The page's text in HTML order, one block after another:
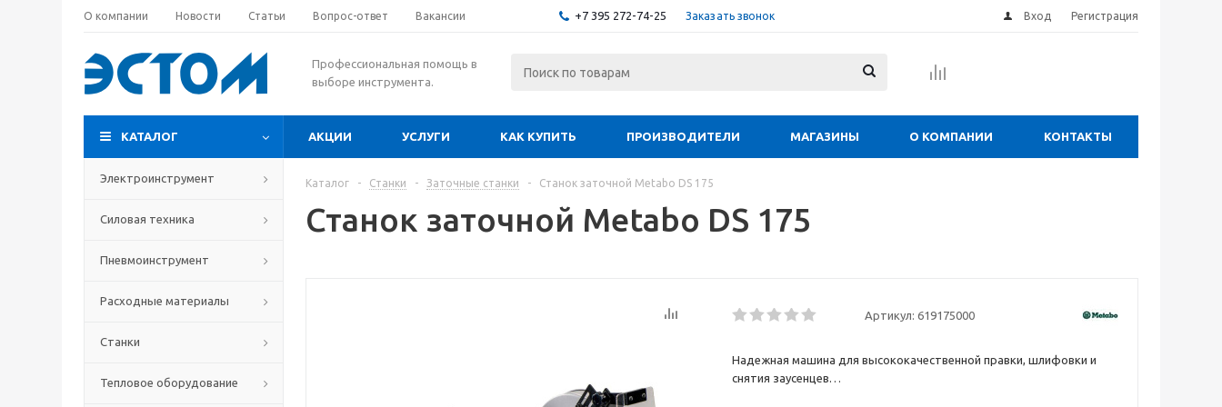
О компании Новости Статьи Вопрос-ответ Вакансии +7 395 272-74-25 Заказать звонок Вход Регистрация
Профессиональная помощь в
выборе инструмента.
КАТАЛОГ АКЦИИ УСЛУГИ КАК КУПИТЬ ПРОИЗВОДИТЕЛИ МАГАЗИНЫ О КОМПАНИИ КОНТАКТЫ
Электроинструмент
Силовая техника
Пневмоинструмент
Расходные материалы
Станки
Тепловое оборудование
Каталог - Станки - Заточные станки - Станок заточной Metabo DS 175
Станок заточной Metabo DS 175
Артикул: 619175000
Надежная машина для высококачественной правки, шлифовки и
снятия заусенцев